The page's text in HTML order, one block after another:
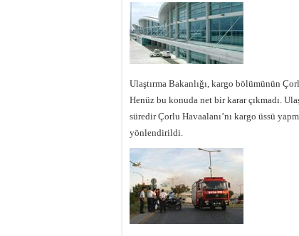
Ulaştırma Bakanlığı, kargo bölümünün
Henüz bu konuda net bir karar çıkmadı.
süredir Çorlu Havaalanı’nı kargo üssü
yönlendirildi.